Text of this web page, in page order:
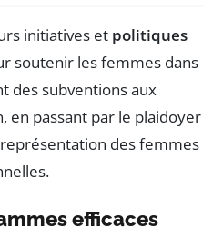
initiatives et politiques
soutenir les femmes dans
des subventions aux
en passant par le plaidoyer
des femmes
efficaces